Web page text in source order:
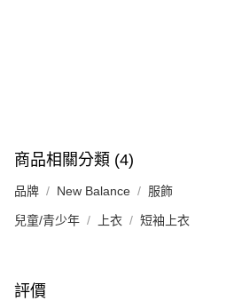
商品相關分類 (4)
品牌 New Balance 服飾
兒童/青少年 上衣 短袖上衣
評價